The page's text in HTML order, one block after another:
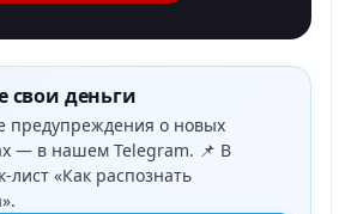
свои деньги
предупреждения о новых
— в нашем Telegram. 📌 В
лист «Как распознать